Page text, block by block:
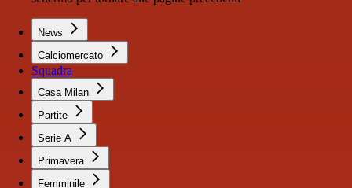
News
Calciomercato
Squadra
Casa Milan
Partite
Serie A
Primavera
Femminile